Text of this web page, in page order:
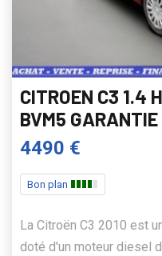
CITROEN C3 1.4
BVM5 GARANTIE
4490 €
Bon plan
La Citroën C3 2010 est
doté d'un moteur diesel